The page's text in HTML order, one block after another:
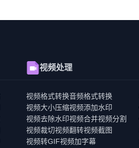
视频处理
视频格式转换音频格式转换
视频大小压缩视频添加水印
视频去除水印视频合并视频分割
视频裁切视频翻转视频截图
视频转GIF视频加字幕